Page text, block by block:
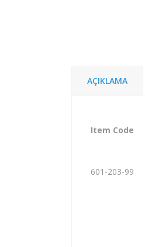
AÇIKLAMA
Item Code
601-203-99